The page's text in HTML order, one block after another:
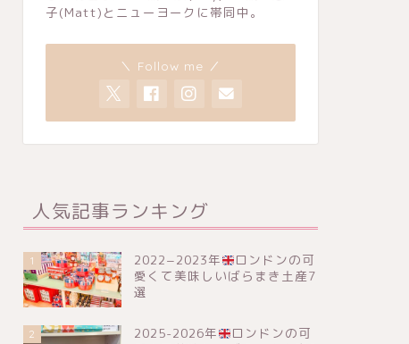
子(Matt)とニューヨークに帯同中。
＼ Follow me ／
人気記事ランキング
1 2022−2023年
ロンドンの可
愛くて美味しいばらまき土産7
選
2 2025-2026年
ロンドンの可